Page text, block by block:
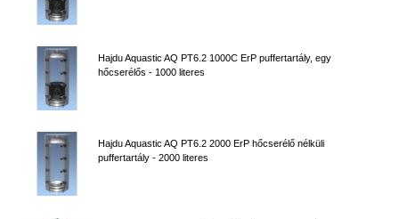
Hajdu Aquastic AQ PT6.2 1000C ErP puffertartály, egy
hőcserélős - 1000 literes
Hajdu Aquastic AQ PT6.2 2000 ErP hőcserélő nélküli
puffertartály - 2000 literes